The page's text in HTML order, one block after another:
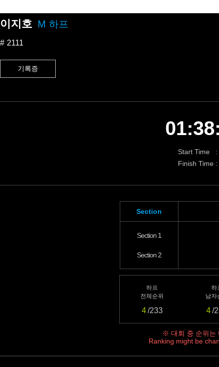
이지호 M 하프
2111
기록증
Start Time :
Finish Time
Section
Section 1
Section 2
하프
전체순위
4/233
하
남자
4 /
※ 대회 중 순위는
Ranking might be